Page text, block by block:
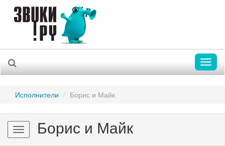
Исполнители Борис и Майк
Toggle
navigation
Борис и Майк